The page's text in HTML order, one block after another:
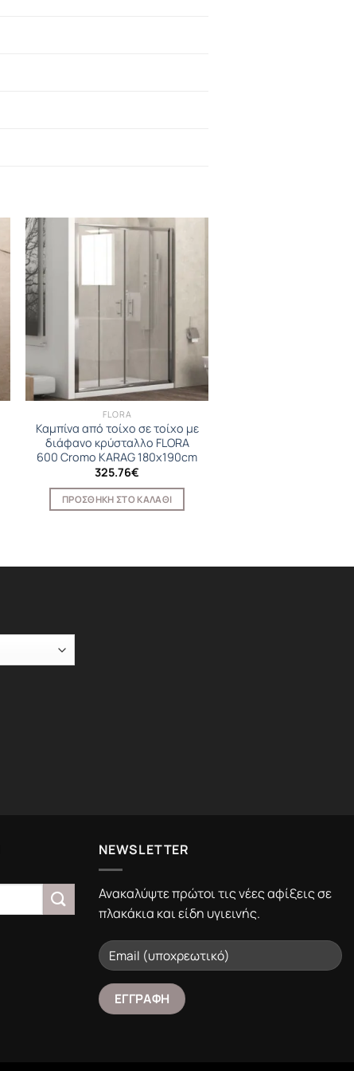
FLORA
Καμπίνα από τοίχο σε τοίχο με
διάφανο κρύσταλλο FLORA
600 Cromo KARAG 180x190cm
325.76€
ΠΡΟΣΘΉΚΗ ΣΤΟ ΚΑΛΆΘΙ
NEWSLETTER
Ανακαλύψτε πρώτοι τις νέες αφίξεις σε
πλακάκια και είδη υγιεινής.